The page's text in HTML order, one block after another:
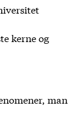
kerne og
man